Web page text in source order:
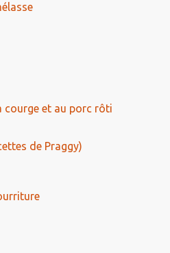
courge et au porc rôti
de Praggy)